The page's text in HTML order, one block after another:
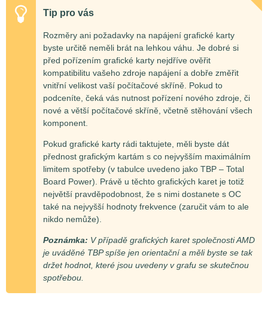
Tip pro vás
Rozměry ani požadavky na napájení grafické karty
byste určitě neměli brát na lehkou váhu. Je dobré si
před pořízením grafické karty nejdříve ověřit
kompatibilitu vašeho zdroje napájení a dobře změřit
vnitřní velikost vaší počítačové skříně. Pokud to
podceníte, čeká vás nutnost pořízení nového zdroje, či
nové a větší počítačové skříně, včetně stěhování všech
komponent.
Pokud grafické karty rádi taktujete, měli byste dát
přednost grafickým kartám s co nejvyšším maximálním
limitem spotřeby (v tabulce uvedeno jako TBP – Total
Board Power). Právě u těchto grafických karet je totiž
největší pravděpodobnost, že s nimi dostanete s OC
také na nejvyšší hodnoty frekvence (zaručit vám to ale
nikdo nemůže).
Poznámka: V případě grafických karet společnosti AMD
je uváděné TBP spíše jen orientační a měli byste se tak
držet hodnot, které jsou uvedeny v grafu se skutečnou
spotřebou.